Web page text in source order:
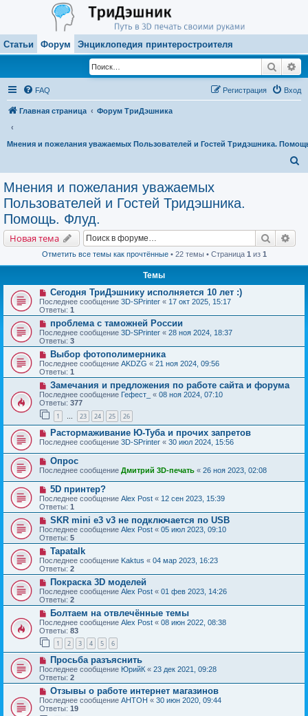
Статьи Форум Энциклопедия принтеростроителя
Поиск
FAQ Вход
Регистрация
Главная страница Форум ТриДэшника
Мнения и пожелания уважаемых Пользователей и Гостей Тридэшника.
Мнения и пожелания уважаемых
Пользователей и Гостей Тридэшника.
Помощь. Флуд.
Новая тема Поиск
Отметить все темы как прочтённые• 22 темы • Страница 1 из 1
Темы
Сегодня ТриДэшнику исполняется 10 лет :)
Последнее сообщение 3D-SPrinter « 17 окт 2025, 15:17
Ответы: 1
проблема с таможней России
Последнее сообщение 3D-SPrinter « 28 ноя 2024, 18:37
Ответы: 3
Выбор фотополимерника
Последнее сообщение AKDZG « 21 ноя 2024, 09:56
Ответы: 1
Замечания и предложения по работе сайта и форума
Последнее сообщение Гефест_ « 08 ноя 2024, 07:10
Ответы: 377
1 … 23 24 25 26
Растормаживание Ю-Туба и прочих запретов
Последнее сообщение 3D-SPrinter « 30 июл 2024, 15:56
Опрос
Последнее сообщение Дмитрий 3D-печать « 26 ноя 2023, 02:08
5D принтер?
Последнее сообщение Alex Post « 12 сен 2023, 15:39
Ответы: 1
SKR mini e3 v3 не подключается по USB
Последнее сообщение Alex Post « 05 июл 2023, 09:10
Ответы: 5
Tapatalk
Последнее сообщение Kaktus « 04 мар 2023, 16:23
Ответы: 2
Покраска 3D моделей
Последнее сообщение Alex Post « 01 фев 2023, 14:26
Ответы: 2
Болтаем на отвлечённые темы
Последнее сообщение Alex Post « 08 июн 2022, 08:38
Ответы: 83
1 2 3 4 5 6
Просьба разъяснить
Последнее сообщение ЮрийК « 23 дек 2021, 09:28
Ответы: 2
Отзывы о работе интернет магазинов
Последнее сообщение AHTOH « 30 июн 2020, 09:44
Ответы: 19